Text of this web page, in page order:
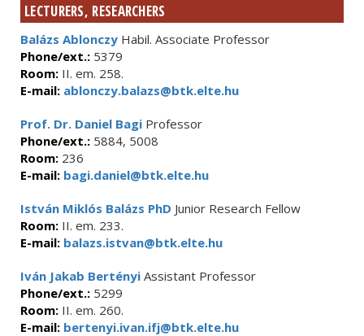
LECTURERS, RESEARCHERS
Balázs Ablonczy Habil. Associate Professor
Phone/ext.: 5379
Room: II. em. 258.
E-mail: ablonczy.balazs@btk.elte.hu
Prof. Dr. Daniel Bagi Professor
Phone/ext.: 5884, 5008
Room: 236
E-mail: bagi.daniel@btk.elte.hu
István Miklós Balázs PhD Junior Research Fellow
Room: II. em. 233.
E-mail: balazs.istvan@btk.elte.hu
Iván Jakab Bertényi Assistant Professor
Phone/ext.: 5299
Room: II. em. 260.
E-mail: bertenyi.ivan.ifj@btk.elte.hu